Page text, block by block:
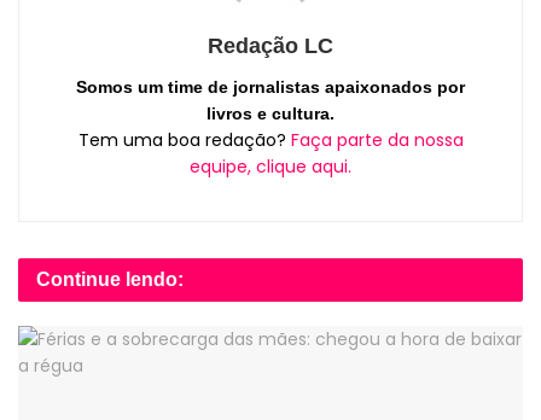
Redação LC
Somos um time de jornalistas apaixonados por
livros e cultura.
Tem uma boa redação? Faça parte da nossa
equipe, clique aqui.
Continue lendo: